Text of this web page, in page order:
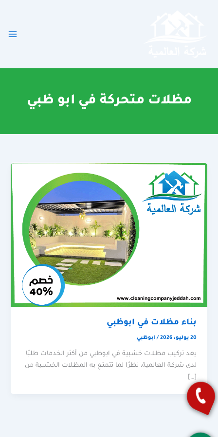
مظلات متحركة في ابو ظبي
بناء مظلات في ابوظبي
20 يوليو، 2026 / ابوظبي
يعد تركيب مظلات خشبية في ابوظبي من أكثر الخدمات طلبًا
لدى شركة العالمية، نظرًا لما تتمتع به المظلات الخشبية من
[…]